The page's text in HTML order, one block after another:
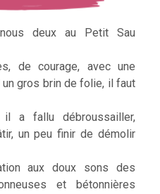
deux au Petit Sau
de courage, avec une
gros brin de folie, il faut
il a fallu débroussailler,
un peu finir de démolir
aux doux sons des
et bétonnières